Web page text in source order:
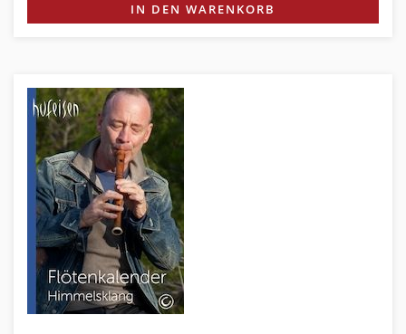
IN DEN WARENKORB